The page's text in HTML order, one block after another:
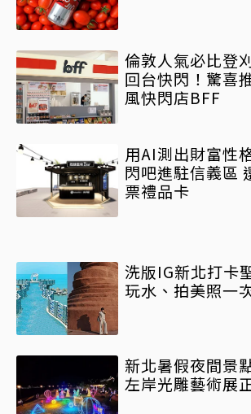
倫敦人氣必比登
回台快閃！驚喜
風快閃店BFF
用AI測出財富性
閃吧進駐信義區
票禮品卡
洗版IG新北打卡
玩水、拍美照一
新北暑假夜間景
左岸光雕藝術展